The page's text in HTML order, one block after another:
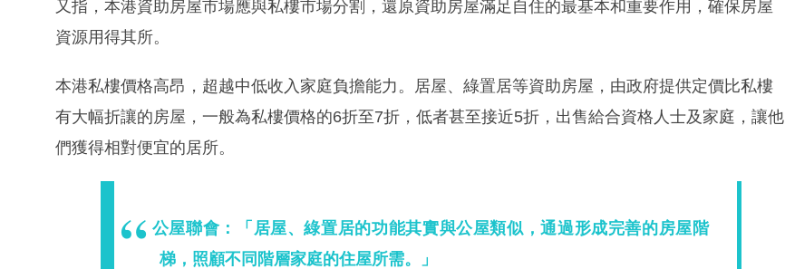
又指，本港資助房屋市場應與私樓市場分割，還原資助房屋滿足自住的最基本和重要作用，確保房屋
資源用得其所。
本港私樓價格高昂，超越中低收入家庭負擔能力。居屋、綠置居等資助房屋，由政府提供定價比私樓
有大幅折讓的房屋，一般為私樓價格的6折至7折，低者甚至接近5折，出售給合資格人士及家庭，讓他
們獲得相對便宜的居所。
公屋聯會：「居屋、綠置居的功能其實與公屋類似，通過形成完善的房屋階
梯，照顧不同階層家庭的住屋所需。」